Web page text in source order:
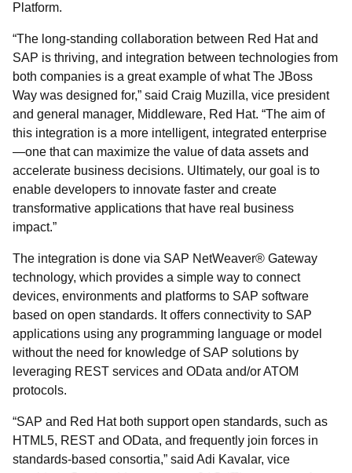
Platform.
“The long-standing collaboration between Red Hat and
SAP is thriving, and integration between technologies from
both companies is a great example of what The JBoss
Way was designed for,” said Craig Muzilla, vice president
and general manager, Middleware, Red Hat. “The aim of
this integration is a more intelligent, integrated enterprise
—one that can maximize the value of data assets and
accelerate business decisions. Ultimately, our goal is to
enable developers to innovate faster and create
transformative applications that have real business
impact.”
The integration is done via SAP NetWeaver® Gateway
technology, which provides a simple way to connect
devices, environments and platforms to SAP software
based on open standards. It offers connectivity to SAP
applications using any programming language or model
without the need for knowledge of SAP solutions by
leveraging REST services and OData and/or ATOM
protocols.
“SAP and Red Hat both support open standards, such as
HTML5, REST and OData, and frequently join forces in
standards-based consortia,” said Adi Kavalar, vice